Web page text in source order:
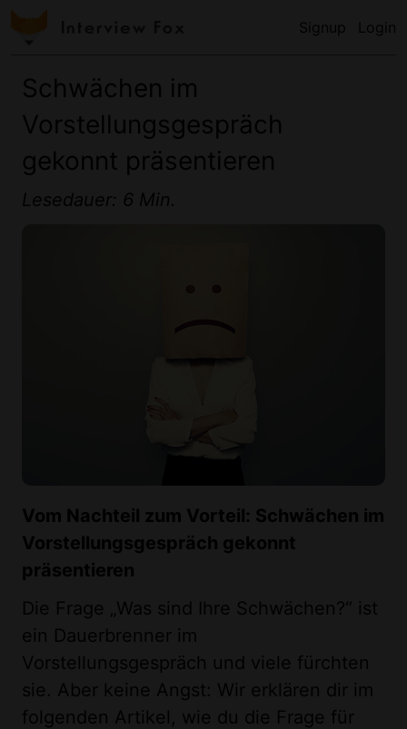
Signup Login
Schwächen im
Vorstellungsgespräch
gekonnt präsentieren
Lesedauer: 6 Min.
Vom Nachteil zum Vorteil: Schwächen im
Vorstellungsgespräch gekonnt
präsentieren
Die Frage „Was sind Ihre Schwächen?“ ist
ein Dauerbrenner im
Vorstellungsgespräch und viele fürchten
sie. Aber keine Angst: Wir erklären dir im
folgenden Artikel, wie du die Frage für